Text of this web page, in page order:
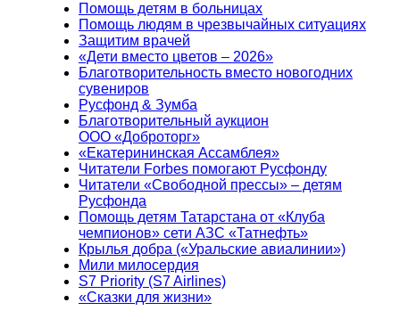
Помощь детям в больницах
Помощь людям в чрезвычайных ситуациях
Защитим врачей
«Дети вместо цветов – 2026»
Благотворительность вместо новогодних
сувениров
Русфонд & Зумба
Благотворительный аукцион
ООО «Доброторг»
«Екатерининская Ассамблея»
Читатели Forbes помогают Русфонду
Читатели «Свободной прессы» – детям
Русфонда
Помощь детям Татарстана от «Клуба
чемпионов» сети АЗС «Татнефть»
Крылья добра («Уральские авиалинии»)
Мили милосердия
S7 Priority (S7 Airlines)
«Сказки для жизни»